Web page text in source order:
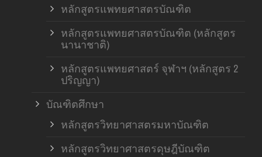
หลักสูตรแพทยศาสตรบัณฑิต
หลักสูตรแพทยศาสตรบัณฑิต (หลักสูตร
นานาชาติ)
หลักสูตรแพทยศาสตร์ จุฬาฯ (หลักสูตร 2
ปริญญา)
บัณฑิตศึกษา
หลักสูตรวิทยาศาสตรมหาบัณฑิต
หลักสูตรวิทยาศาสตรดุษฎีบัณฑิต